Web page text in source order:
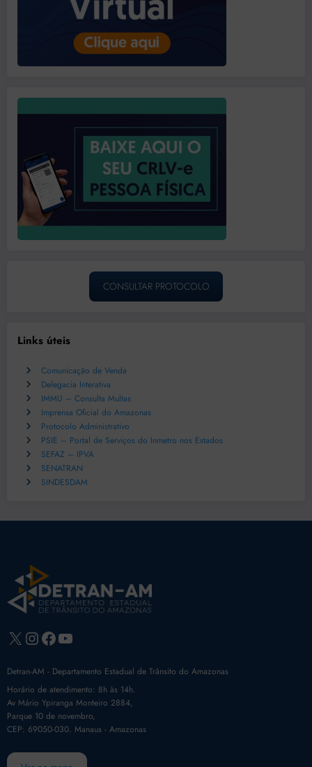
CONSULTAR PROTOCOLO
Links úteis
Comunicação de Venda
Delegacia Interativa
IMMU – Consulta Multas
Imprensa Oficial do Amazonas
Protocolo Administrativo
PSIE – Portal de Serviços do Inmetro nos Estados
SEFAZ – IPVA
SENATRAN
SINDESDAM
X Instagram
Facebook
Youtube
Detran-AM - Departamento Estadual de Trânsito do Amazonas
Horário de atendimento: 8h às 14h.
Av Mário Ypiranga Monteiro 2884,
Parque 10 de novembro,
CEP: 69050-030. Manaus - Amazonas